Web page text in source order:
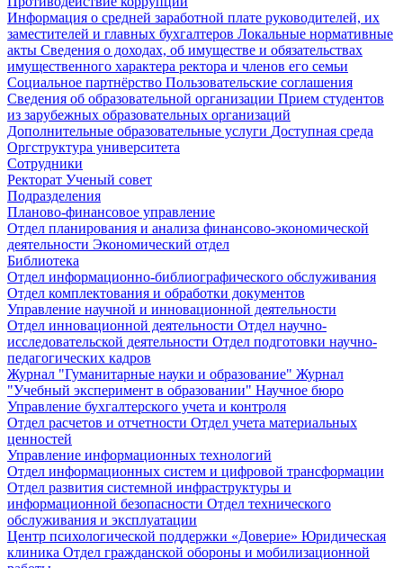
Информация о средней заработной плате руководителей, их
заместителей и главных бухгалтеров Локальные нормативные
акты Сведения о доходах, об имуществе и обязательствах
имущественного характера ректора и членов его семьи
Социальное партнёрство Пользовательские соглашения
Сведения об образовательной организации Прием студентов
из зарубежных образовательных организаций
Дополнительные образовательные услуги Доступная среда
Оргструктура университета
Сотрудники
Ректорат Ученый совет
Подразделения
Планово-финансовое управление
Отдел планирования и анализа финансово-экономической
деятельности Экономический отдел
Библиотека
Отдел информационно-библиографического обслуживания
Отдел комплектования и обработки документов
Управление научной и инновационной деятельности
Отдел инновационной деятельности Отдел научно-
исследовательской деятельности Отдел подготовки научно-
педагогических кадров
Журнал "Гуманитарные науки и образование" Журнал
"Учебный эксперимент в образовании" Научное бюро
Управление бухгалтерского учета и контроля
Отдел расчетов и отчетности Отдел учета материальных
ценностей
Управление информационных технологий
Отдел информационных систем и цифровой трансформации
Отдел развития системной инфраструктуры и
информационной безопасности Отдел технического
обслуживания и эксплуатации
Центр психологической поддержки «Доверие» Юридическая
клиника Отдел гражданской обороны и мобилизационной